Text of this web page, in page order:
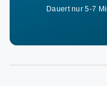
Dauert nur 5-7